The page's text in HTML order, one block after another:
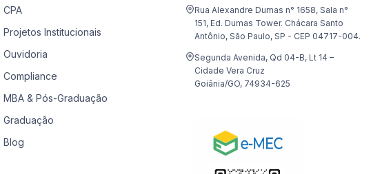
CPA
Projetos Institucionais
Ouvidoria
Compliance
MBA & Pós-Graduação
Graduação
Blog
Rua Alexandre Dumas n° 1658, Sala n°
151, Ed. Dumas Tower. Chácara Santo
Antônio, São Paulo, SP - CEP 04717-004.
Segunda Avenida, Qd 04-B, Lt 14 –
Cidade Vera Cruz
Goiânia/GO, 74934-625